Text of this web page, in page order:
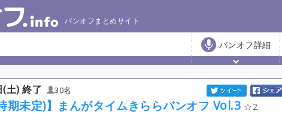
バンオフまとめサイト
バンオフ詳細
土) 終了 30名
期未定)】まんがタイムきららバンオフ Vol.3 2